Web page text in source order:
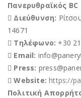
Πανερυθραϊκός BC
Διεύθυνση:
14671
Τηλέφωνο: +30
Email:
Press:
Website:https://
Πολιτική